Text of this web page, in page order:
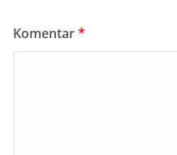
Komentar*